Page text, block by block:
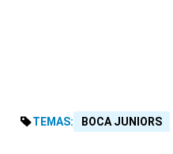
TEMAS: BOCA JUNIORS